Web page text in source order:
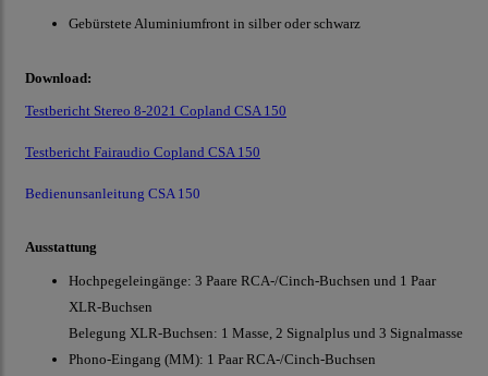
Gebürstete Aluminiumfront in silber oder schwarz
Download:
Testbericht Stereo 8-2021 Copland CSA 150
Testbericht Fairaudio Copland CSA 150
Bedienunsanleitung CSA 150
Ausstattung
Hochpegeleingänge: 3 Paare RCA-/Cinch-Buchsen und 1 Paar
XLR-Buchsen
Belegung XLR-Buchsen: 1 Masse, 2 Signalplus und 3 Signalmasse
Phono-Eingang (MM): 1 Paar RCA-/Cinch-Buchsen